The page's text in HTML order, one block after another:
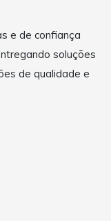
e de confiança
soluções
de qualidade e